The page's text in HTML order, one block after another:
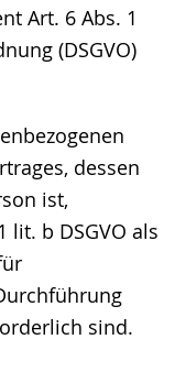
Art. 6 Abs. 1
(DSGVO)
dessen
ist,
lit. b DSGVO als
sind.